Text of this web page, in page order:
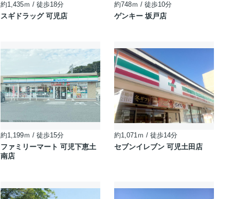
約1,435ｍ / 徒歩18分
スギドラッグ 可児店
約748ｍ / 徒歩10分
ゲンキー 坂戸店
約1,199ｍ / 徒歩15分
ファミリーマート 可児下恵土
南店
約1,071ｍ / 徒歩14分
セブンイレブン 可児土田店